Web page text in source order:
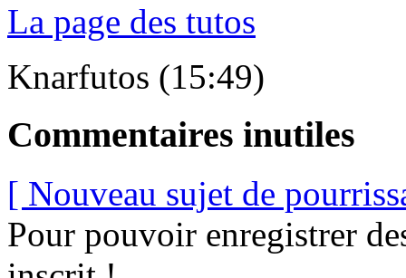
La page des tutos
Knarfutos (15:49)
Commentaires inutiles
[ Nouveau sujet de
Pour pouvoir enregistrer